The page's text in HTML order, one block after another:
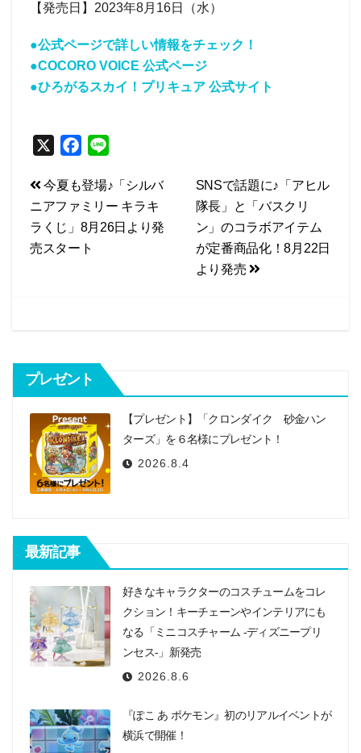
【発売日】2023年8月16日（水）
●公式ページで詳しい情報をチェック！
●COCORO VOICE 公式ページ
●ひろがるスカイ！プリキュア 公式サイト
c
e
b
o
n
e
投
稿
ナ
シ
ョ
ン
SNSで話題に♪「アヒル
隊長」と「バスクリ
ン」のコラボアイテム
が定番商品化！8月22日
より発売
今夏も登場♪「シルバ
ニアファミリー キラキ
ラくじ」8月26日より発
売スタート
プレゼント
【プレゼント】「クロンダイク 砂金ハン
ターズ」を６名様にプレゼント！
2026.8.4
最新記事
好きなキャラクターのコスチュームをコレ
クション！キーチェーンやインテリアにも
なる「ミニコスチャーム -ディズニープリ
ンセス-」新発売
2026.8.6
『ぽこ あ ポケモン』初のリアルイベントが
横浜で開催！